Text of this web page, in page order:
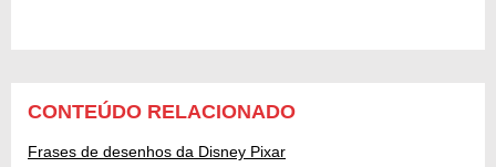
CONTEÚDO RELACIONADO
Frases de desenhos da Disney Pixar